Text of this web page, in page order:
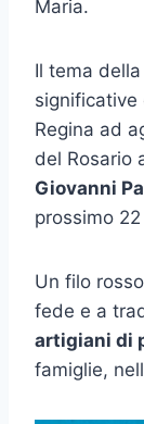
Maria.
Il tema della
significative
Regina ad
del Rosario
Giovanni
prossimo
Un filo
fede e a
artigiani di
famiglie,